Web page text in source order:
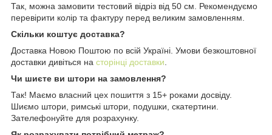
Так, можна замовити тестовий відріз від 50 см. Рекомендуємо
перевірити колір та фактуру перед великим замовленням.
Скільки коштує доставка?
Доставка Новою Поштою по всій Україні. Умови безкоштовної
доставки дивіться на сторінці доставки.
Чи шиєте ви штори на замовлення?
Так! Маємо власний цех пошиття з 15+ роками досвіду.
Шиємо штори, римські штори, подушки, скатертини.
Зателефонуйте для розрахунку.